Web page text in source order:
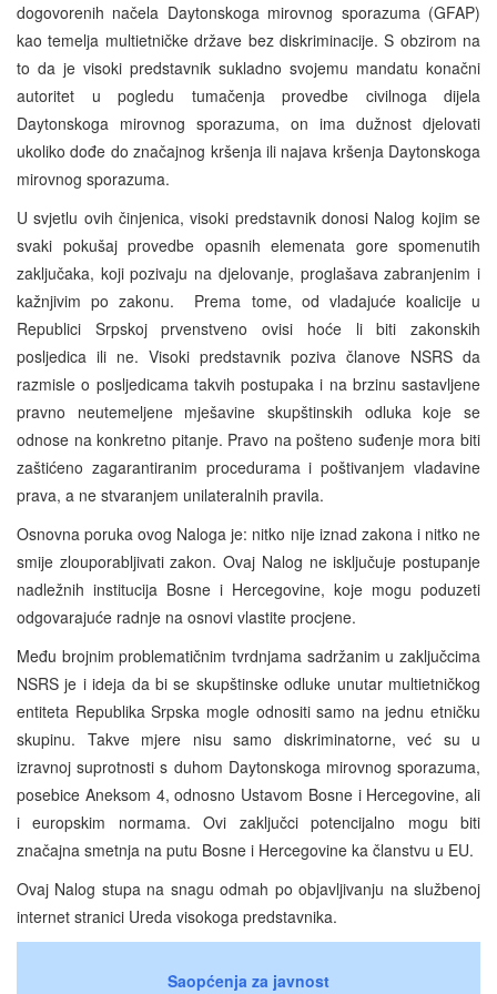
dogovorenih načela Daytonskoga mirovnog sporazuma (GFAP)
kao temelja multietničke države bez diskriminacije. S obzirom na
to da je visoki predstavnik sukladno svojemu mandatu konačni
autoritet u pogledu tumačenja provedbe civilnoga dijela
Daytonskoga mirovnog sporazuma, on ima dužnost djelovati
ukoliko dođe do značajnog kršenja ili najava kršenja Daytonskoga
mirovnog sporazuma.
U svjetlu ovih činjenica, visoki predstavnik donosi Nalog kojim se
svaki pokušaj provedbe opasnih elemenata gore spomenutih
zaključaka, koji pozivaju na djelovanje, proglašava zabranjenim i
kažnjivim po zakonu. Prema tome, od vladajuće koalicije u
Republici Srpskoj prvenstveno ovisi hoće li biti zakonskih
posljedica ili ne. Visoki predstavnik poziva članove NSRS da
razmisle o posljedicama takvih postupaka i na brzinu sastavljene
pravno neutemeljene mješavine skupštinskih odluka koje se
odnose na konkretno pitanje. Pravo na pošteno suđenje mora biti
zaštićeno zagarantiranim procedurama i poštivanjem vladavine
prava, a ne stvaranjem unilateralnih pravila.
Osnovna poruka ovog Naloga je: nitko nije iznad zakona i nitko ne
smije zlouporabljivati zakon. Ovaj Nalog ne isključuje postupanje
nadležnih institucija Bosne i Hercegovine, koje mogu poduzeti
odgovarajuće radnje na osnovi vlastite procjene.
Među brojnim problematičnim tvrdnjama sadržanim u zaključcima
NSRS je i ideja da bi se skupštinske odluke unutar multietničkog
entiteta Republika Srpska mogle odnositi samo na jednu etničku
skupinu. Takve mjere nisu samo diskriminatorne, već su u
izravnoj suprotnosti s duhom Daytonskoga mirovnog sporazuma,
posebice Aneksom 4, odnosno Ustavom Bosne i Hercegovine, ali
i europskim normama. Ovi zaključci potencijalno mogu biti
značajna smetnja na putu Bosne i Hercegovine ka članstvu u EU.
Ovaj Nalog stupa na snagu odmah po objavljivanju na službenoj
internet stranici Ureda visokoga predstavnika.
Saopćenja za javnost